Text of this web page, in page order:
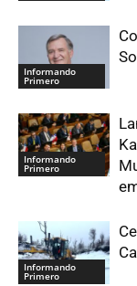
Informando
Primero
Informando
Primero
Informando
Primero